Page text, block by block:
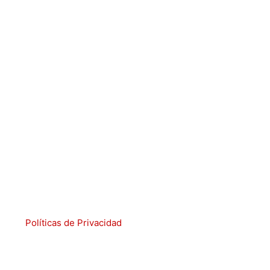
Políticas de Privacidad